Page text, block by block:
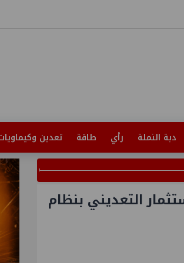
دبة النملة رأي طاقة تعدين
التعديني بنظام